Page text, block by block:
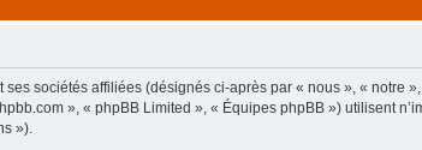
sociétés affiliées (désignés ci-après par « nous », « notre
», « phpBB Limited », « Équipes phpBB ») utilisent
»).